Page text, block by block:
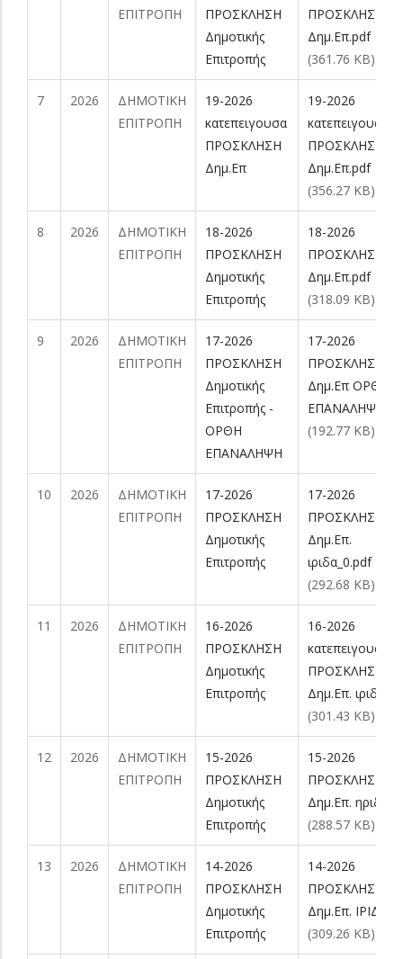
ΕΠΙΤΡΟΠΗ
ΠΡΟΣΚΛΗΣΗ
Δημοτικής
Επιτροπής
ΠΡΟΣΚΛΗΣΗ
Δημ.Επ.pdf
(361.76 KB)
7 2026
ΔΗΜΟΤΙΚΗ
ΕΠΙΤΡΟΠΗ
19-2026
κατεπειγουσα
ΠΡΟΣΚΛΗΣΗ
Δημ.Επ
19-2026
κατεπειγουσα
ΠΡΟΣΚΛΗΣΗ
Δημ.Επ.pdf
(356.27 KB)
8 2026
ΔΗΜΟΤΙΚΗ
ΕΠΙΤΡΟΠΗ
18-2026
ΠΡΟΣΚΛΗΣΗ
Δημοτικής
Επιτροπής
18-2026
ΠΡΟΣΚΛΗΣΗ
Δημ.Επ.pdf
(318.09 KB)
9 2026
ΔΗΜΟΤΙΚΗ
ΕΠΙΤΡΟΠΗ
17-2026
ΠΡΟΣΚΛΗΣΗ
Δημοτικής
Επιτροπής -
ΟΡΘΗ
ΕΠΑΝΑΛΗΨΗ
17-2026
ΠΡΟΣΚΛΗΣΗ
Δημ.Επ ΟΡΘΗ
(192.77 KB)
10 2026
ΔΗΜΟΤΙΚΗ
ΕΠΙΤΡΟΠΗ
17-2026
ΠΡΟΣΚΛΗΣΗ
Δημοτικής
Επιτροπής
17-2026
ΠΡΟΣΚΛΗΣΗ
Δημ.Επ.
ιριδα_0.pdf
(292.68 KB)
11 2026
ΔΗΜΟΤΙΚΗ
ΕΠΙΤΡΟΠΗ
16-2026
ΠΡΟΣΚΛΗΣΗ
Δημοτικής
Επιτροπής
16-2026
κατεπειγουσα
ΠΡΟΣΚΛΗΣΗ
Δημ.Επ.
(301.43 KB)
12 2026
ΔΗΜΟΤΙΚΗ
ΕΠΙΤΡΟΠΗ
15-2026
ΠΡΟΣΚΛΗΣΗ
Δημοτικής
Επιτροπής
15-2026
ΠΡΟΣΚΛΗΣΗ
Δημ.Επ.
(288.57 KB)
13 2026
ΔΗΜΟΤΙΚΗ
ΕΠΙΤΡΟΠΗ
14-2026
ΠΡΟΣΚΛΗΣΗ
Δημοτικής
Επιτροπής
14-2026
ΠΡΟΣΚΛΗΣΗ
Δημ.Επ.
(309.26 KB)